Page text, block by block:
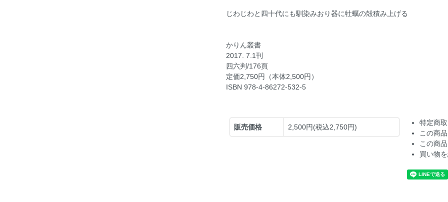
じわじわと四十代にも馴染みおり器に牡蠣の殻積み上げる
かりん叢書
2017. 7.1刊
四六判/176頁
定価2,750円（本体2,500円）
ISBN 978-4-86272-532-5
販売価格 2,500円(税込2,750円)
特定商
この商
この商
買い物